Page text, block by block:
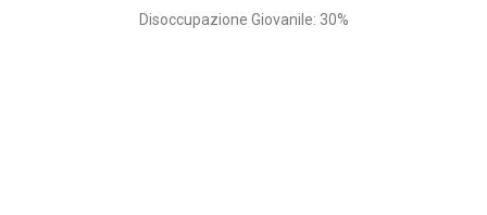
Disoccupazione Giovanile: 30%